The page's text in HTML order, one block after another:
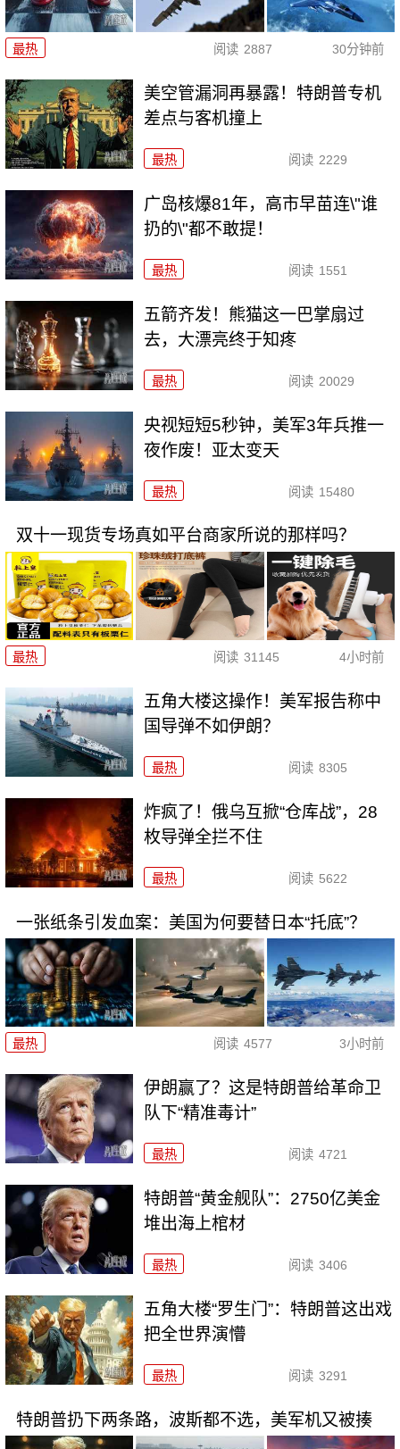
最热 阅读 2887 30分钟前
美空管漏洞再暴露！特朗普专机
差点与客机撞上
最热 阅读 2229
广岛核爆81年，高市早苗连\"谁
扔的\"都不敢提！
最热 阅读 1551
五箭齐发！熊猫这一巴掌扇过
去，大漂亮终于知疼
最热 阅读 20029
央视短短5秒钟，美军3年兵推一
夜作废！亚太变天
最热 阅读 15480
双十一现货专场真如平台商家所说的那样吗？
最热 阅读 31145 4小时前
五角大楼这操作！美军报告称中
国导弹不如伊朗？
最热 阅读 8305
炸疯了！俄乌互掀“仓库战”，28
枚导弹全拦不住
最热 阅读 5622
一张纸条引发血案：美国为何要替日本“托底”？
最热 阅读 4577 3小时前
伊朗赢了？这是特朗普给革命卫
队下“精准毒计”
最热 阅读 4721
特朗普“黄金舰队”：2750亿美金
堆出海上棺材
最热 阅读 3406
五角大楼“罗生门”：特朗普这出戏
把全世界演懵
最热 阅读 3291
特朗普扔下两条路，波斯都不选，美军机又被揍